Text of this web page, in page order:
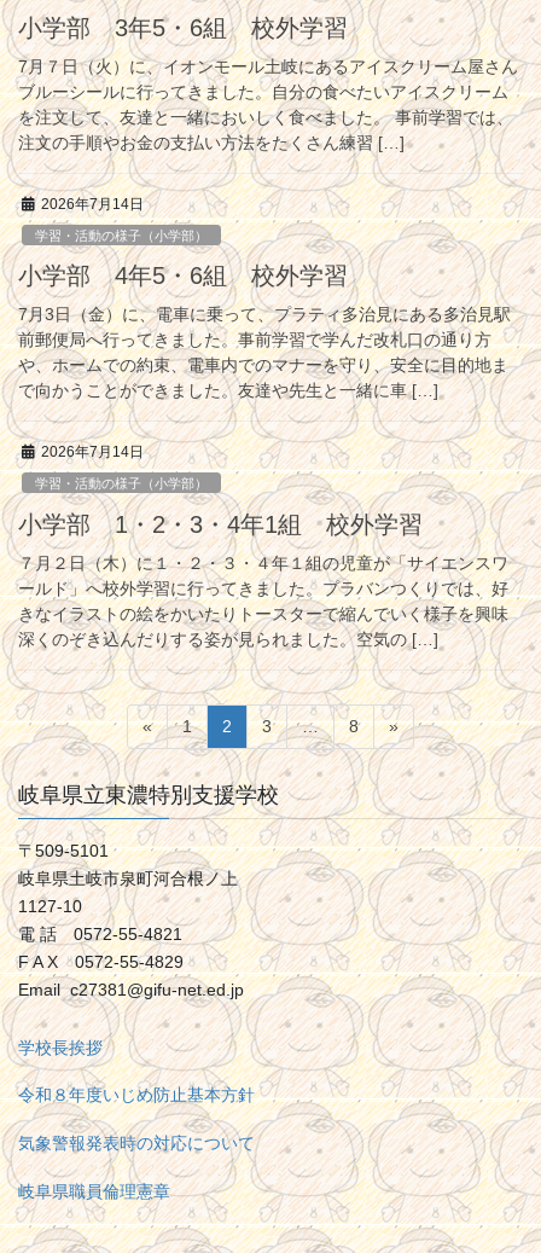
小学部 3年5・6組 校外学習
7月７日（火）に、イオンモール土岐にあるアイスクリーム屋さん
ブルーシールに行ってきました。自分の食べたいアイスクリーム
を注文して、友達と一緒においしく食べました。 事前学習では、
注文の手順やお金の支払い方法をたくさん練習 […]
2026年7月14日
学習・活動の様子（小学部）
小学部 4年5・6組 校外学習
7月3日（金）に、電車に乗って、プラティ多治見にある多治見駅
前郵便局へ行ってきました。事前学習で学んだ改札口の通り方
や、ホームでの約束、電車内でのマナーを守り、安全に目的地ま
で向かうことができました。友達や先生と一緒に車 […]
2026年7月14日
学習・活動の様子（小学部）
小学部 1・2・3・4年1組 校外学習
７月２日（木）に１・２・３・４年１組の児童が「サイエンスワ
ールド」へ校外学習に行ってきました。プラバンつくりでは、好
きなイラストの絵をかいたりトースターで縮んでいく様子を興味
深くのぞき込んだりする姿が見られました。空気の […]
投
稿
ナ
ビ
ゲ
ー
シ
ョ
ン
«
固
定
ペ
ー
ジ
1
固
定
ペ
ー
ジ
2
固
定
ペ
ー
ジ
3 …
固
定
ペ
ー
ジ
8 »
岐阜県立東濃特別支援学校
〒509-5101
岐阜県土岐市泉町河合根ノ上
1127-10
電 話 0572-55-4821
F A X 0572-55-4829
Email c27381@gifu-net.ed.jp
学校長挨拶
令和８年度いじめ防止基本方針
気象警報発表時の対応について
岐阜県職員倫理憲章